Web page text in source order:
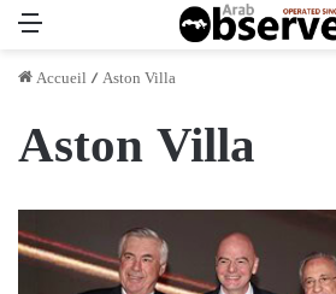
Accueil /Aston Villa
Aston Villa